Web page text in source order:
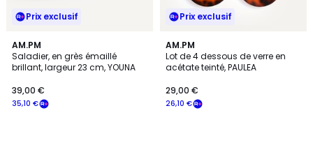
Prix exclusif
AM.PM
Saladier, en grès émaillé
brillant, largeur 23 cm, YOUNA
35,10 €
39,00 €
Prix exclusif
AM.PM
Lot de 4 dessous de verre en
acétate teinté, PAULEA
26,10 €
29,00 €